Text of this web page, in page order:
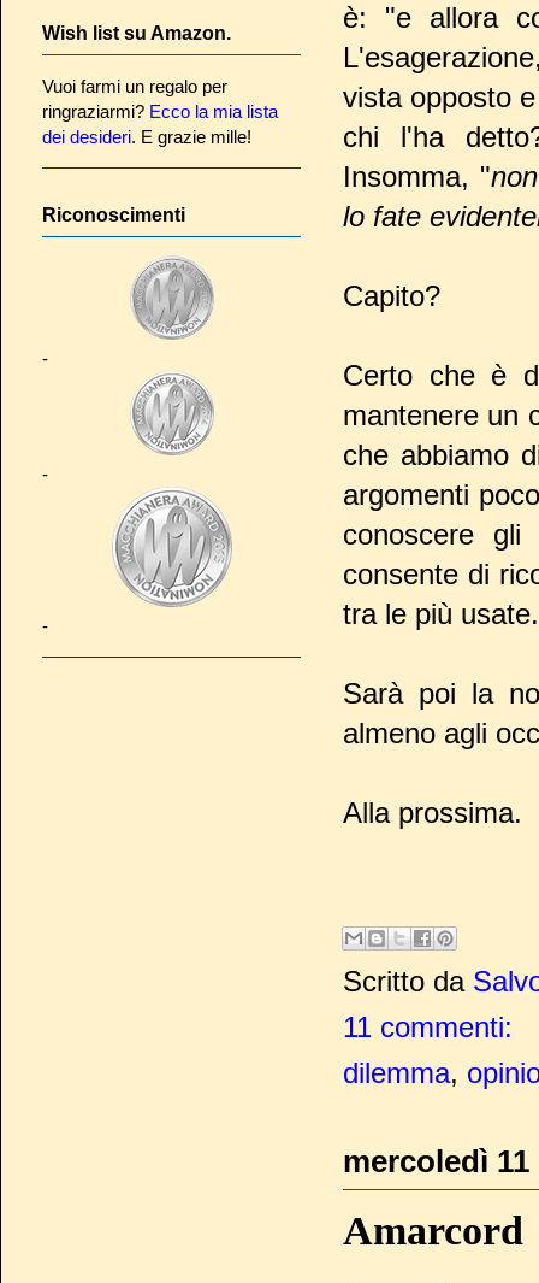
è: "e allora
vista opposto
chi l'ha
Insomma, "
lo fate
Capito?
Certo che è
mantenere un
che abbiamo
argomenti
conoscere
consente di
tra le più usate.
Sarà poi la
almeno agli
Alla prossima.
Scritto da
11 commenti:
dilemma,
mercoledì 11
Amarcord
Wish list su Amazon.
Vuoi farmi un regalo per
ringraziarmi? Ecco la mia lista
dei desideri. E grazie mille!
Riconoscimenti
-
-
-